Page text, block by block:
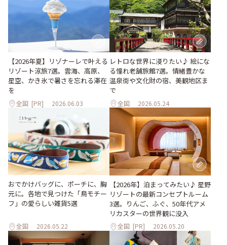
【2026年夏】リゾナーレで叶える
リゾート涼旅7選。雲海、高原、
星空、かき氷で暑さを忘れる滞在
を
全国 [PR] 2026.06.03
レトロな世界に浸りたい♪ 絵にな
る憧れ老舗旅館7選。情緒豊かな
温泉街や文化財の宿、美観地区ま
で
全国 2026.05.24
おでかけバッグに、ポーチに、胸
元に。各地で見つけた「鳥モチー
フ」の愛らしい雑貨5選
全国 2026.05.22
【2026年】泊まってみたい♪ 星野
リゾートの最新コンセプトルーム
3選。りんご、ふぐ、50年代アメ
リカスターの世界観に没入
全国 [PR] 2026.05.20